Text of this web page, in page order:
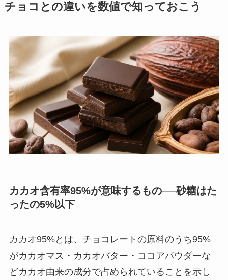
チョコとの違いを数値で知っておこう
カカオ含有率95%が意味するもの──砂糖はた
ったの5%以下
カカオ95%とは、チョコレートの原料のうち95%
がカカオマス・カカオバター・ココアパウダーな
どカカオ由来の成分で占められていることを示し